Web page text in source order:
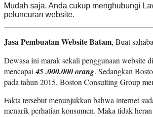
Mudah saja. Anda cukup menghubungi
peluncuran website.
Jasa Pembuatan Website Batam, Buat
Dewasa ini marak sekali penggunaan website
mencapai 45 .000.000 orang. Sedangkan
pada tahun 2015. Boston Consulting Group
Fakta tersebut menunjukkan bahwa internet
menarik perhatian konsumen. Maka tidak